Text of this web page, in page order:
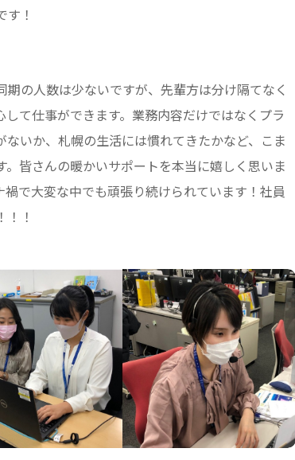
！
の人数は少ないですが、先輩方は分け隔てなく
て仕事ができます。業務内容だけではなくプラ
いか、札幌の生活には慣れてきたかなど、こま
皆さんの暖かいサポートを本当に嬉しく思いま
で大変な中でも頑張り続けられています！社員
！